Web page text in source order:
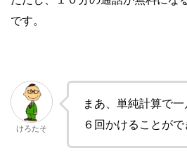
です。
けろたそ
まあ、単純計算で一
６回かけることが